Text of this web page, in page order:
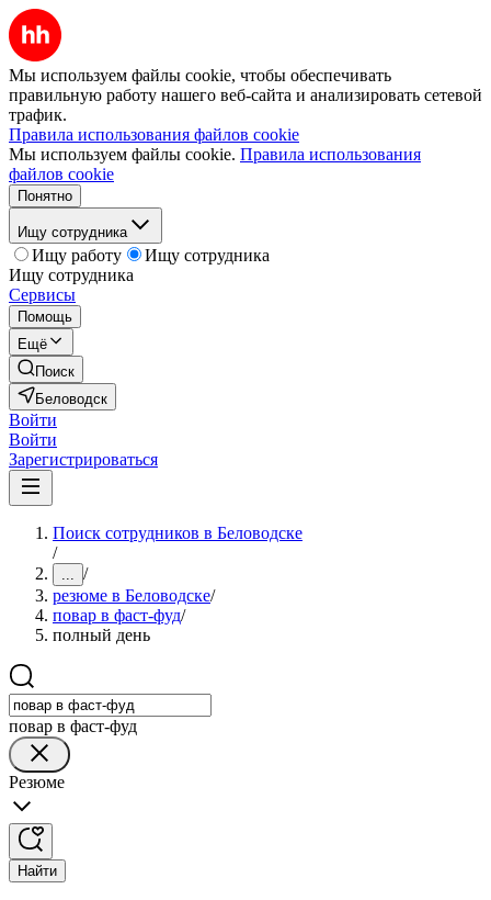
Мы используем файлы cookie, чтобы обеспечивать
правильную работу нашего веб-сайта и анализировать сетевой
трафик.
Правила использования файлов cookie
Мы используем файлы cookie. Правила использования
файлов cookie
Понятно
Ищу сотрудника
Ищу работу
Ищу сотрудника
Ищу сотрудника
Сервисы
Помощь
Ещё
Поиск
Беловодск
Войти
Войти
Зарегистрироваться
Поиск сотрудников в Беловодске
/
... /
резюме в Беловодске/
повар в фаст-фуд/
полный день
повар в фаст-фуд
Резюме
Найти